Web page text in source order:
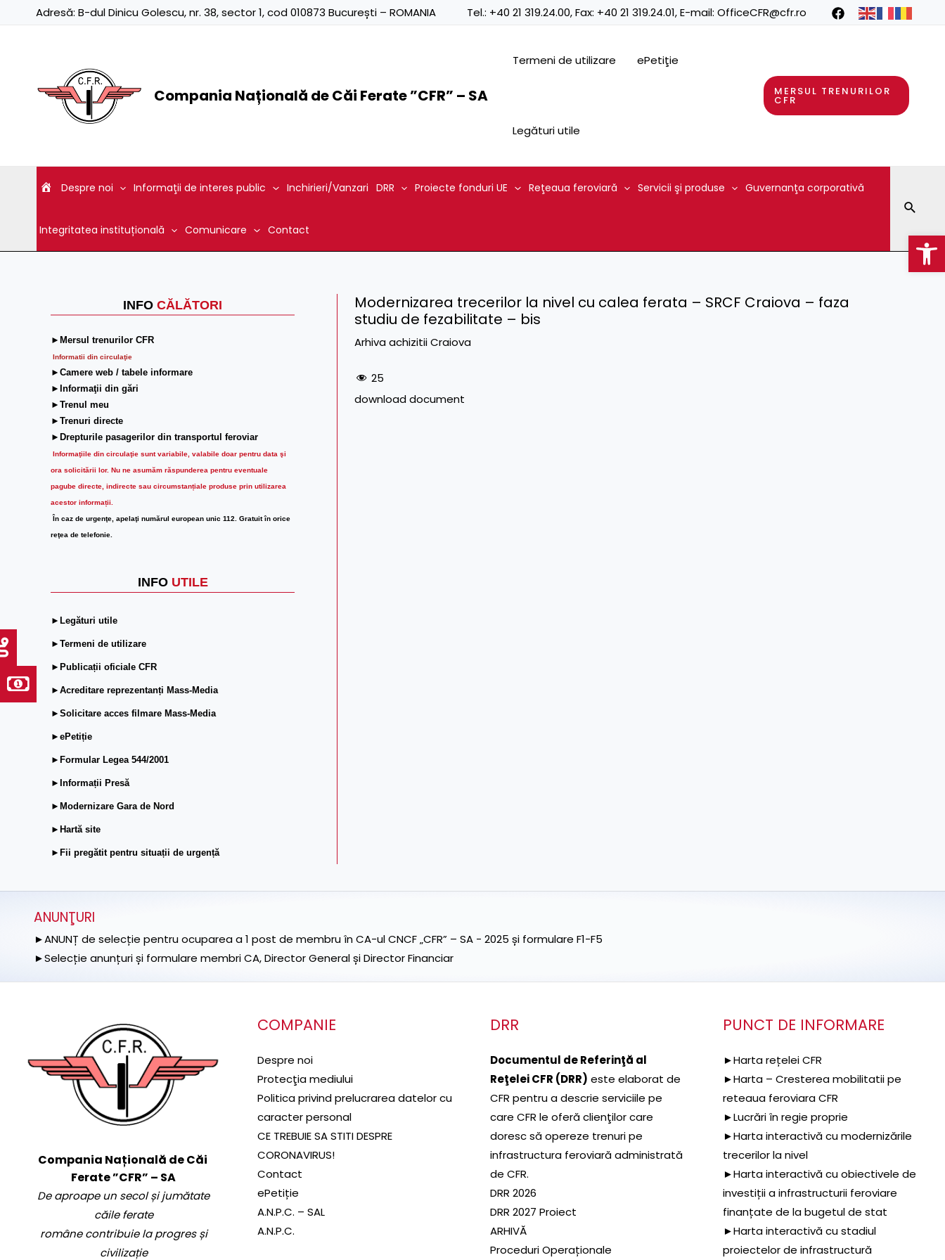
Adresă: B-dul Dinicu Golescu, nr. 38, sector 1, cod 010873 București – ROMANIA Tel.: +40 21 319.24.00, Fax: +40 21 319.24.01, E-mail: OfficeCFR@cfr.ro
Compania Națională de Căi Ferate ”CFR” – SA
Termeni de utilizare ePetiţie
Legături utile
MERSUL TRENURILOR
CFR
Despre noi Informaţii de interes public Inchirieri/Vanzari DRR Proiecte fonduri UE Reţeaua feroviară Servicii şi produse Guvernanţa corporativă
Integritatea instituțională Comunicare Contact
INFO CĂLĂTORI
►Mersul trenurilor CFR
Informatii din circulaţie
►Camere web / tabele informare
►Informaţii din gări
►Trenul meu
►Trenuri directe
►Drepturile pasagerilor din transportul feroviar
Informaţiile din circulaţie sunt variabile, valabile doar pentru data şi
ora solicitării lor. Nu ne asumăm răspunderea pentru eventuale
pagube directe, indirecte sau circumstanțiale produse prin utilizarea
acestor informații.
În caz de urgenţe, apelaţi numărul european unic 112. Gratuit în orice
reţea de telefonie.
INFO UTILE
►Legături utile
►Termeni de utilizare
►Publicații oficiale CFR
►Acreditare reprezentanți Mass-Media
►Solicitare acces filmare Mass-Media
►ePetiție
►Formular Legea 544/2001
►Informații Presă
►Modernizare Gara de Nord
►Hartă site
►Fii pregătit pentru situații de urgență
Modernizarea trecerilor la nivel cu calea ferata – SRCF Craiova – faza
studiu de fezabilitate – bis
Arhiva achizitii Craiova
25
download document
ANUNŢURI
►ANUNȚ de selecție pentru ocuparea a 1 post de membru în CA-ul CNCF „CFR” – SA - 2025 și formulare F1-F5
►Selecție anunțuri și formulare membri CA, Director General și Director Financiar
Compania Națională de Căi
Ferate ”CFR” – SA
De aproape un secol și jumătate
căile ferate
române contribuie la progres și
civilizație
COMPANIE
Despre noi
Protecţia mediului
Politica privind prelucrarea datelor cu
caracter personal
CE TREBUIE SA STITI DESPRE
CORONAVIRUS!
Contact
ePetiție
A.N.P.C. – SAL
A.N.P.C.
DRR
Documentul de Referinţă al
Reţelei CFR (DRR) este elaborat de
CFR pentru a descrie serviciile pe
care CFR le oferă clienţilor care
doresc să opereze trenuri pe
infrastructura feroviară administrată
de CFR.
DRR 2026
DRR 2027 Proiect
ARHIVĂ
Proceduri Operaționale
PUNCT DE INFORMARE
►Harta rețelei CFR
►Harta – Cresterea mobilitatii pe
reteaua feroviara CFR
►Lucrări în regie proprie
►Harta interactivă cu modernizările
trecerilor la nivel
►Harta interactivă cu obiectivele de
investiții a infrastructurii feroviare
finanțate de la bugetul de stat
►Harta interactivă cu stadiul
proiectelor de infrastructură